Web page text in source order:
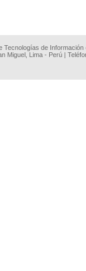
Tecnologías de
Miguel, Lima - Perú |